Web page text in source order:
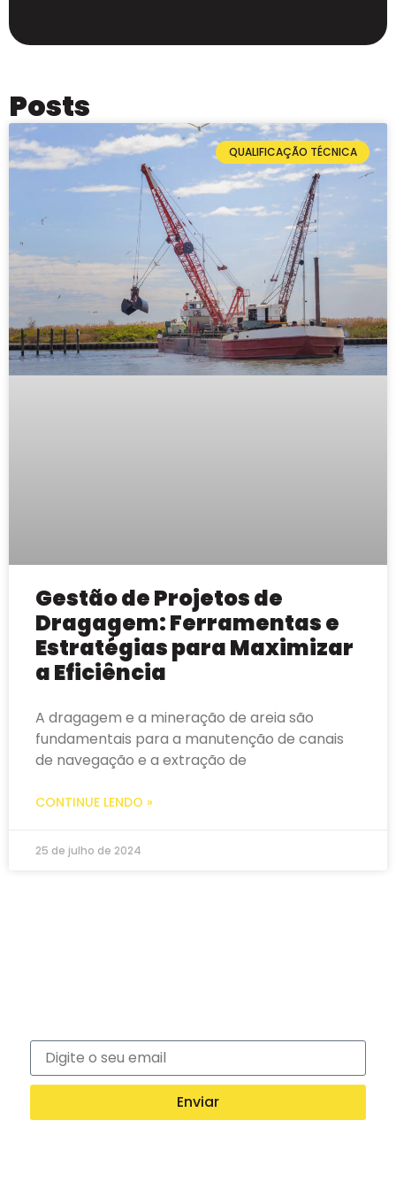
Posts
QUALIFICAÇÃO TÉCNICA
Gestão de Projetos de
Dragagem: Ferramentas e
Estratégias para Maximizar
a Eficiência
A dragagem e a mineração de areia são
fundamentais para a manutenção de canais
de navegação e a extração de
CONTINUE LENDO »
25 de julho de 2024
Enviar